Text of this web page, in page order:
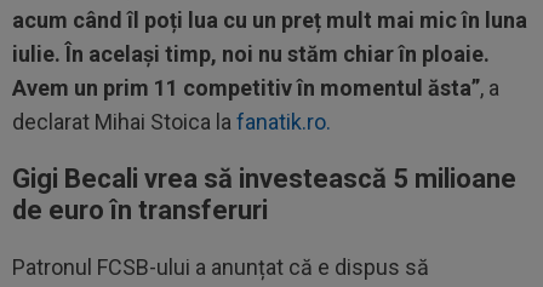
acum când îl poți lua cu un preț mult mai mic în luna
iulie. În același timp, noi nu stăm chiar în ploaie.
Avem un prim 11 competitiv în momentul ăsta”, a
declarat Mihai Stoica la fanatik.ro.
Gigi Becali vrea să investească 5 milioane
de euro în transferuri
Patronul FCSB-ului a anunțat că e dispus să